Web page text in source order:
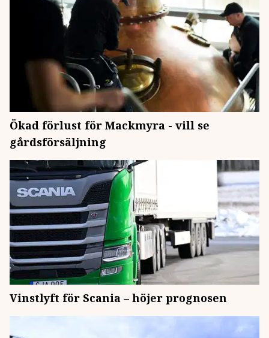
Ökad förlust för Mackmyra - vill se
gårdsförsäljning
Vinstlyft för Scania – höjer prognosen